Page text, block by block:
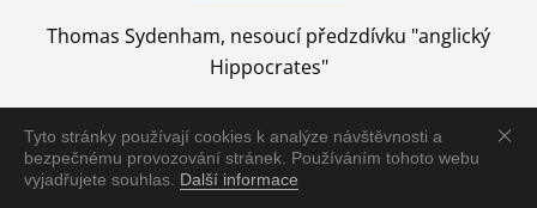
Tyto stránky používají cookies k analýze návštěvnosti a
bezpečnému provozování stránek. Používáním tohoto webu
vyjadřujete souhlas. Další informace
Thomas Sydenham, nesoucí předzdívku "anglický
Hippocrates"
Nemoc je vyléčena jen pomocí Přírody, neutralizací a